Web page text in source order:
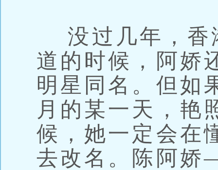
没过几年，香
道的时候，阿娇
明星同名。但如
月的某一天，艳
候，她一定会在
去改名。陈阿